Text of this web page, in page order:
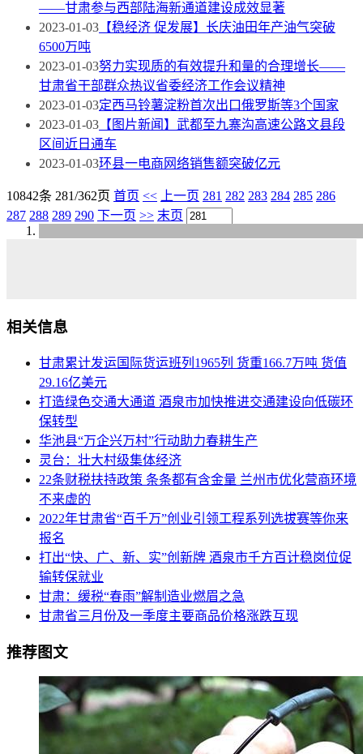
——甘肃参与西部陆海新通道建设成效显著
2023-01-03 【稳经济 促发展】长庆油田年产油气突破
6500万吨
2023-01-03努力实现质的有效提升和量的合理增长——
甘肃省干部群众热议省委经济工作会议精神
2023-01-03定西马铃薯淀粉首次出口俄罗斯等3个国家
2023-01-03 【图片新闻】武都至九寨沟高速公路文县段
区间近日通车
2023-01-03环县一电商网络销售额突破亿元
10842条 281/362页 首页 << 上一页 281 282 283 284 285 286
287 288 289 290 下一页 >> 末页
相关信息
甘肃累计发运国际货运班列1965列 货重166.7万吨 货值
29.16亿美元
打造绿色交通大通道 酒泉市加快推进交通建设向低碳环
保转型
华池县“万企兴万村”行动助力春耕生产
灵台：壮大村级集体经济
22条财税扶持政策 条条都有含金量 兰州市优化营商环境
不来虚的
2022年甘肃省“百千万”创业引领工程系列选拔赛等你来
报名
打出“快、广、新、实”创新牌 酒泉市千方百计稳岗位促
输转保就业
甘肃：缓税“春雨”解制造业燃眉之急
甘肃省三月份及一季度主要商品价格涨跌互现
推荐图文